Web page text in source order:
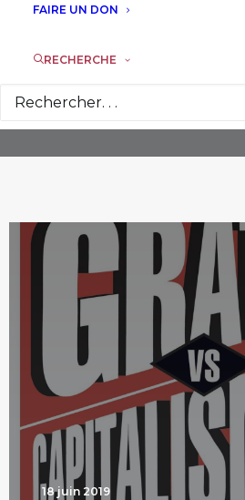
FAIRE UN DON
RECHERCHE
18 juin 2019